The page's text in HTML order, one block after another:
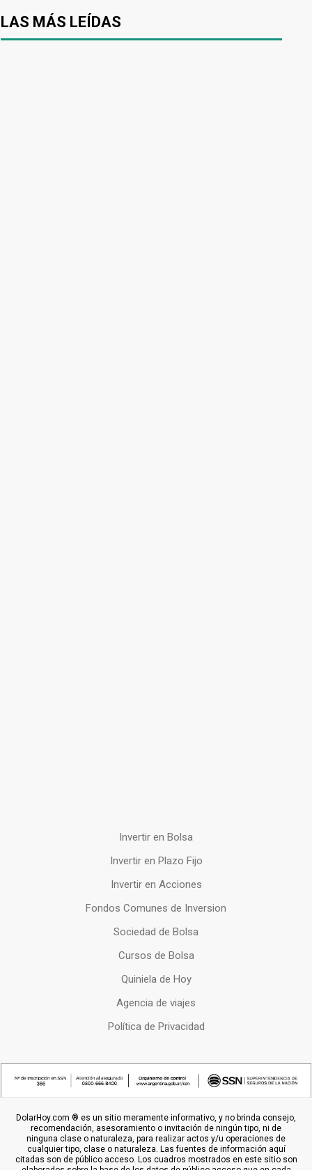
LAS MÁS LEÍDAS
Invertir en Bolsa
Invertir en Plazo Fijo
Invertir en Acciones
Fondos Comunes de Inversion
Sociedad de Bolsa
Cursos de Bolsa
Quiniela de Hoy
Agencia de viajes
Política de Privacidad
DolarHoy.com ® es un sitio meramente informativo, y no brinda consejo,
recomendación, asesoramiento o invitación de ningún tipo, ni de
ninguna clase o naturaleza, para realizar actos y/u operaciones de
cualquier tipo, clase o naturaleza. Las fuentes de información aquí
citadas son de público acceso. Los cuadros mostrados en este sitio son